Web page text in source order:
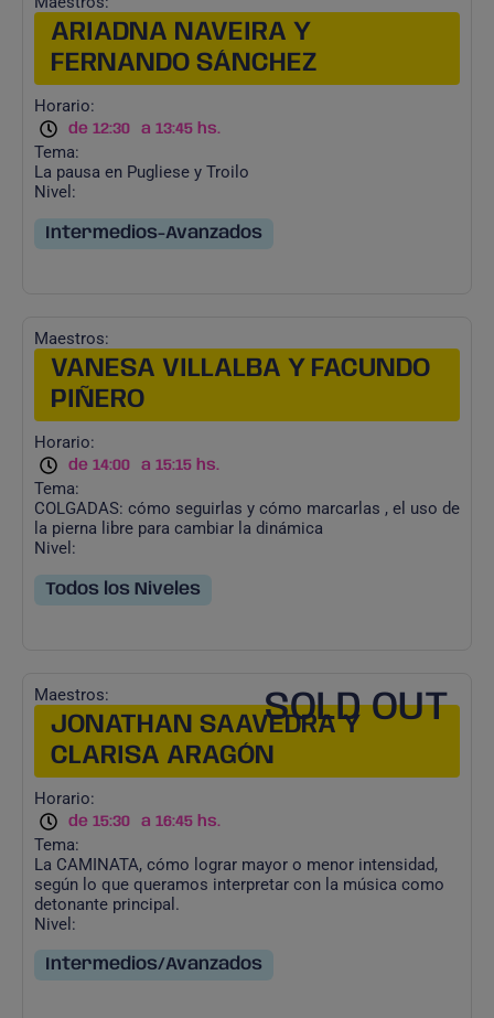
ARIADNA NAVEIRA Y
FERNANDO SÁNCHEZ
Horario:
de 12:30 a 13:45 hs.
Tema:
La pausa en Pugliese y Troilo
Nivel:
Intermedios-Avanzados
Maestros:
VANESA VILLALBA Y FACUNDO
PIÑERO
Horario:
de 14:00 a 15:15 hs.
Tema:
COLGADAS: cómo seguirlas y cómo marcarlas , el uso de
la pierna libre para cambiar la dinámica
Nivel:
Todos los Niveles
SOLD OUT
Maestros:
JONATHAN SAAVEDRA Y
CLARISA ARAGÓN
Horario:
de 15:30 a 16:45 hs.
Tema:
La CAMINATA, cómo lograr mayor o menor intensidad,
según lo que queramos interpretar con la música como
detonante principal.
Nivel:
Intermedios/Avanzados